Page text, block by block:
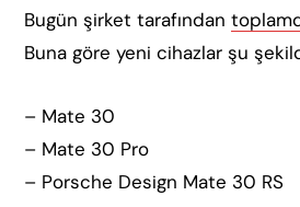
Bugün şirket tarafından
Buna göre yeni cihazlar şu
– Mate 30
– Mate 30 Pro
– Porsche Design Mate 30 RS